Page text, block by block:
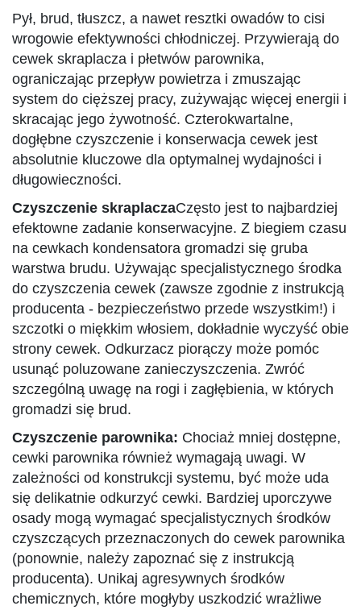
Pył, brud, tłuszcz, a nawet resztki owadów to cisi
wrogowie efektywności chłodniczej. Przywierają do
cewek skraplacza i płetwów parownika,
ograniczając przepływ powietrza i zmuszając
system do cięższej pracy, zużywając więcej energii i
skracając jego żywotność. Czterokwartalne,
dogłębne czyszczenie i konserwacja cewek jest
absolutnie kluczowe dla optymalnej wydajności i
długowieczności.
Czyszczenie skraplaczaCzęsto jest to najbardziej
efektowne zadanie konserwacyjne. Z biegiem czasu
na cewkach kondensatora gromadzi się gruba
warstwa brudu. Używając specjalistycznego środka
do czyszczenia cewek (zawsze zgodnie z instrukcją
producenta - bezpieczeństwo przede wszystkim!) i
szczotki o miękkim włosiem, dokładnie wyczyść obie
strony cewek. Odkurzacz piorączy może pomóc
usunąć poluzowane zanieczyszczenia. Zwróć
szczególną uwagę na rogi i zagłębienia, w których
gromadzi się brud.
Czyszczenie parownika: Chociaż mniej dostępne,
cewki parownika również wymagają uwagi. W
zależności od konstrukcji systemu, być może uda
się delikatnie odkurzyć cewki. Bardziej uporczywe
osady mogą wymagać specjalistycznych środków
czyszczących przeznaczonych do cewek parownika
(ponownie, należy zapoznać się z instrukcją
producenta). Unikaj agresywnych środków
chemicznych, które mogłyby uszkodzić wrażliwe